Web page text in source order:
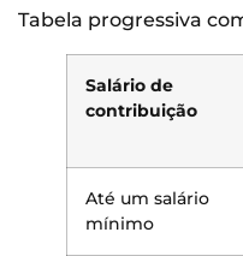
Tabela progressiva
Salário de
contribuição
Até um salário
mínimo